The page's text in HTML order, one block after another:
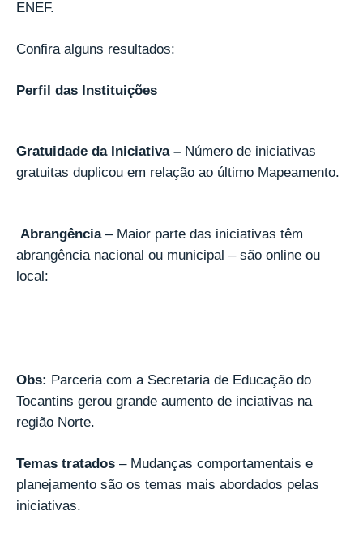
ENEF.
Confira alguns resultados:
Perfil das Instituições
Gratuidade da Iniciativa – Número de iniciativas
gratuitas duplicou em relação ao último Mapeamento.
Abrangência– Maior parte das iniciativas têm
abrangência nacional ou municipal – são online ou
local:
Obs: Parceria com a Secretaria de Educação do
Tocantins gerou grande aumento de inciativas na
região Norte.
Temas tratados – Mudanças comportamentais e
planejamento são os temas mais abordados pelas
iniciativas.